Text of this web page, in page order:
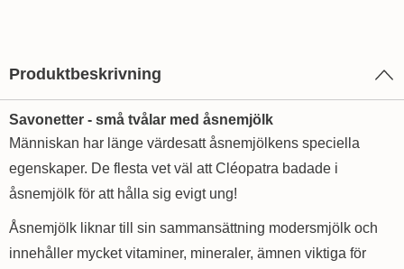
Produktbeskrivning
Savonetter - små tvålar med åsnemjölk
Människan har länge värdesatt åsnemjölkens speciella
egenskaper. De flesta vet väl att Cléopatra badade i
åsnemjölk för att hålla sig evigt ung!
Åsnemjölk liknar till sin sammansättning modersmjölk och
innehåller mycket vitaminer, mineraler, ämnen viktiga för